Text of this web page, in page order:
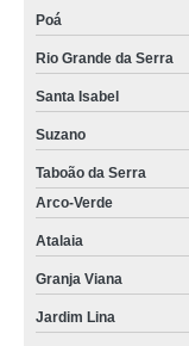
Poá
Rio Grande da Serra
Santa Isabel
Suzano
Taboão da Serra
Arco-Verde
Atalaia
Granja Viana
Jardim Lina